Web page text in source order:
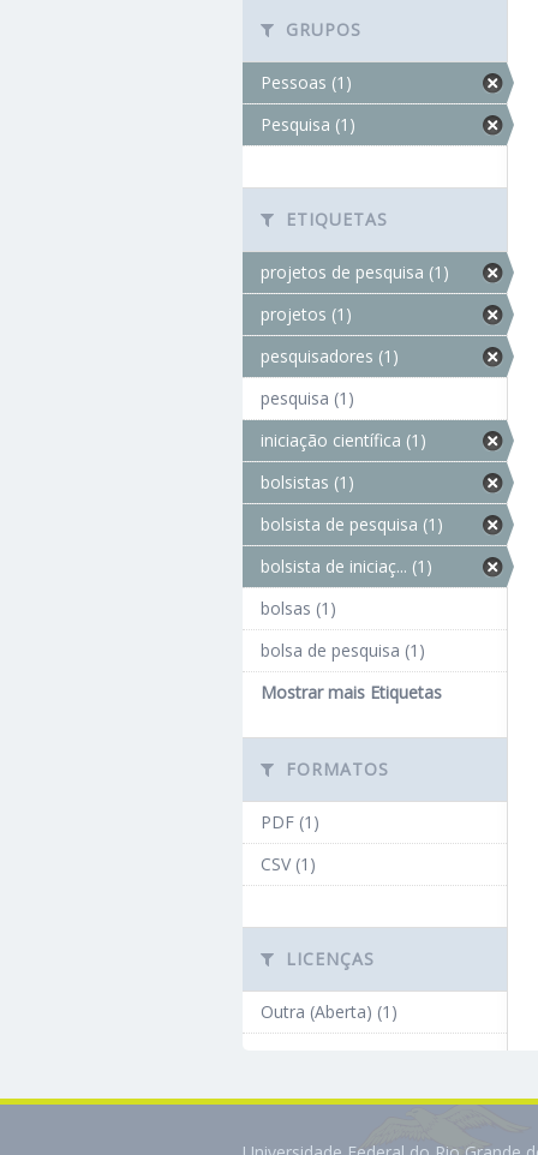
GRUPOS
Pessoas (1)
Pesquisa (1)
ETIQUETAS
projetos de pesquisa (1)
projetos (1)
pesquisadores (1)
pesquisa (1)
iniciação científica (1)
bolsistas (1)
bolsista de pesquisa (1)
bolsista de iniciaç... (1)
bolsas (1)
bolsa de pesquisa (1)
Mostrar mais Etiquetas
FORMATOS
PDF (1)
CSV (1)
LICENÇAS
Outra (Aberta) (1)